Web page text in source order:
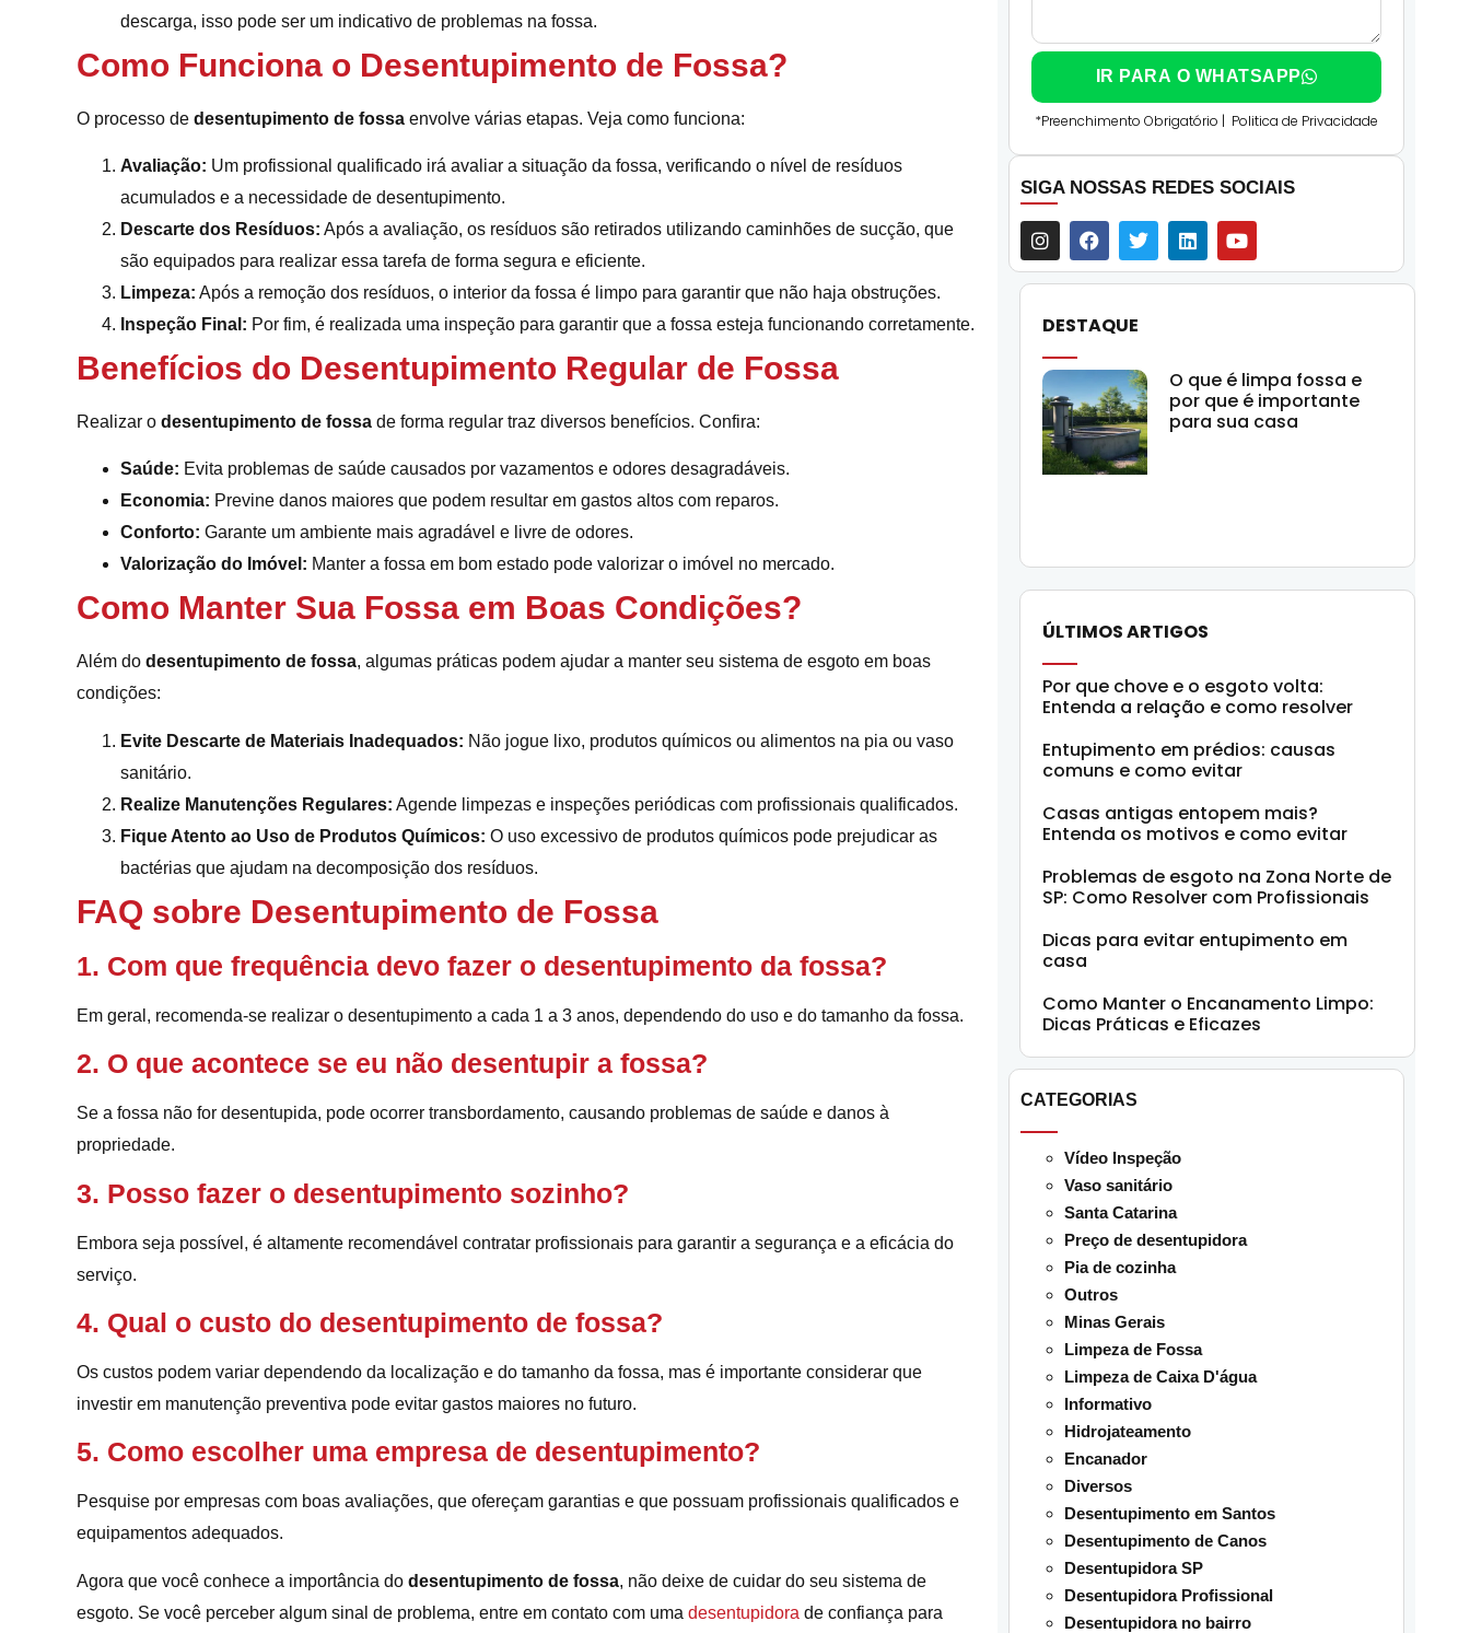
descarga, isso pode ser um indicativo de problemas na fossa.
Como Funciona o Desentupimento de Fossa?
O processo de desentupimento de fossa envolve várias etapas. Veja como funciona:
Avaliação: Um profissional qualificado irá avaliar a situação da fossa, verificando o nível de resíduos
acumulados e a necessidade de desentupimento.
Descarte dos Resíduos: Após a avaliação, os resíduos são retirados utilizando caminhões de sucção, que
são equipados para realizar essa tarefa de forma segura e eficiente.
Limpeza: Após a remoção dos resíduos, o interior da fossa é limpo para garantir que não haja obstruções.
Inspeção Final: Por fim, é realizada uma inspeção para garantir que a fossa esteja funcionando corretamente.
Benefícios do Desentupimento Regular de Fossa
Realizar o desentupimento de fossa de forma regular traz diversos benefícios. Confira:
Saúde: Evita problemas de saúde causados por vazamentos e odores desagradáveis.
Economia: Previne danos maiores que podem resultar em gastos altos com reparos.
Conforto: Garante um ambiente mais agradável e livre de odores.
Valorização do Imóvel: Manter a fossa em bom estado pode valorizar o imóvel no mercado.
Como Manter Sua Fossa em Boas Condições?
Além do desentupimento de fossa, algumas práticas podem ajudar a manter seu sistema de esgoto em boas
condições:
Evite Descarte de Materiais Inadequados: Não jogue lixo, produtos químicos ou alimentos na pia ou vaso
sanitário.
Realize Manutenções Regulares: Agende limpezas e inspeções periódicas com profissionais qualificados.
Fique Atento ao Uso de Produtos Químicos: O uso excessivo de produtos químicos pode prejudicar as
bactérias que ajudam na decomposição dos resíduos.
FAQ sobre Desentupimento de Fossa
1. Com que frequência devo fazer o desentupimento da fossa?
Em geral, recomenda-se realizar o desentupimento a cada 1 a 3 anos, dependendo do uso e do tamanho da fossa.
2. O que acontece se eu não desentupir a fossa?
Se a fossa não for desentupida, pode ocorrer transbordamento, causando problemas de saúde e danos à
propriedade.
3. Posso fazer o desentupimento sozinho?
Embora seja possível, é altamente recomendável contratar profissionais para garantir a segurança e a eficácia do
serviço.
4. Qual o custo do desentupimento de fossa?
Os custos podem variar dependendo da localização e do tamanho da fossa, mas é importante considerar que
investir em manutenção preventiva pode evitar gastos maiores no futuro.
5. Como escolher uma empresa de desentupimento?
Pesquise por empresas com boas avaliações, que ofereçam garantias e que possuam profissionais qualificados e
equipamentos adequados.
Agora que você conhece a importância do desentupimento de fossa, não deixe de cuidar do seu sistema de
esgoto. Se você perceber algum sinal de problema, entre em contato com uma desentupidora de confiança para
IR PARA O WHATSAPP
*Preenchimento Obrigatório | Politica de Privacidade
SIGA NOSSAS REDES SOCIAIS
DESTAQUE
O que é limpa fossa e
por que é importante
para sua casa
ÚLTIMOS ARTIGOS
Por que chove e o esgoto volta:
Entenda a relação e como resolver
Entupimento em prédios: causas
comuns e como evitar
Casas antigas entopem mais?
Entenda os motivos e como evitar
Problemas de esgoto na Zona Norte de
SP: Como Resolver com Profissionais
Dicas para evitar entupimento em
casa
Como Manter o Encanamento Limpo:
Dicas Práticas e Eficazes
CATEGORIAS
Vídeo Inspeção
Vaso sanitário
Santa Catarina
Preço de desentupidora
Pia de cozinha
Outros
Minas Gerais
Limpeza de Fossa
Limpeza de Caixa D'água
Informativo
Hidrojateamento
Encanador
Diversos
Desentupimento em Santos
Desentupimento de Canos
Desentupidora SP
Desentupidora Profissional
Desentupidora no bairro